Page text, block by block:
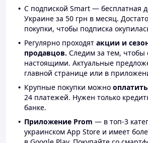
С подпиской Smart — бесплатная
Украине за 50 грн в месяц.
покупки, чтобы подписка
Регулярно проходят акции и
продавцов. Следим за тем, чтобы
настоящими. Актуальные
главной странице или в
Крупные покупки можно
24 платежей. Нужен только
банке.
Приложение Prom — в топ-3
украинском App Store и имеет